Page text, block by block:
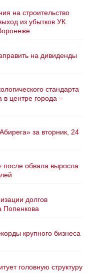
на строительство
из убытков УК
на дивиденды
стандарта
в центре города –
за вторник, 24
обвала выросла
долгов
Попенкова
крупного бизнеса
головную структуру